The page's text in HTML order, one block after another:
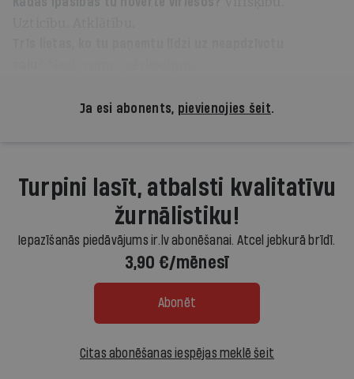
Ja esi abonents, pievienojies šeit.
Turpini lasīt, atbalsti kvalitatīvu
žurnālistiku!
Iepazīšanās piedāvājums ir.lv abonēšanai. Atcel jebkurā brīdī.
3,90 €/mēnesī
Abonēt
Citas abonēšanas iespējas meklē šeit